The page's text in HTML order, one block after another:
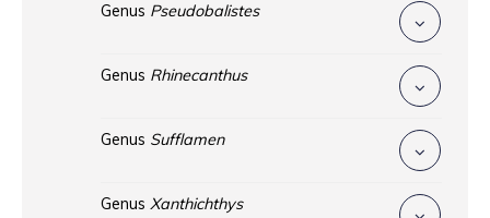
Genus Pseudobalistes
Genus Rhinecanthus
Genus Sufflamen
Genus Xanthichthys